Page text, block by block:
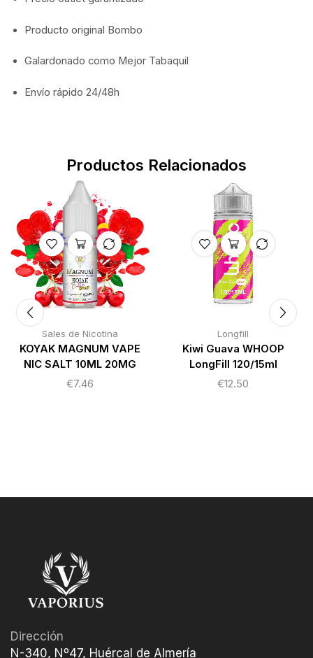
Producto original Bombo
Galardonado como Mejor Tabaquil
Envío rápido 24/48h
Productos Relacionados
Sales de Nicotina
KOYAK MAGNUM VAPE
NIC SALT 10ML 20MG
€7.46
Longfill
Kiwi Guava WHOOP
LongFill 120/15ml
€12.50
Dirección
N-340, Nº47, Huércal de Almería